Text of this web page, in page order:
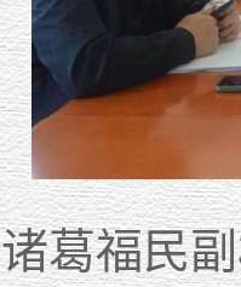
诸葛福民